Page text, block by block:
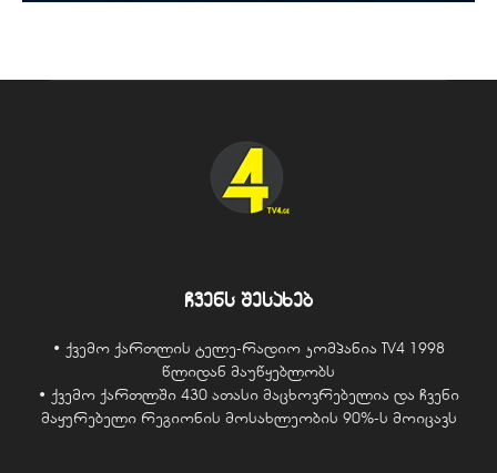
ჩვენს შესახებ
• ქვემო ქართლის ტელე-რადიო კომპანია TV4 1998
წლიდან მაუწყებლობს
• ქვემო ქართლში 430 ათასი მაცხოვრებელია და ჩვენი
მაყურებელი რეგიონის მოსახლეობის 90%-ს მოიცავს